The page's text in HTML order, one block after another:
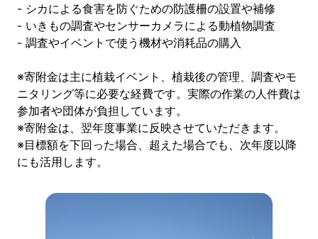
- シカによる食害を防ぐための防護柵の設置や補修
- いきもの調査やセンサーカメラによる動植物調査
- 調査やイベントで使う機材や消耗品の購入
※寄附金は主に植栽イベント、植栽後の管理、調査やモ
ニタリング等に必要な経費です。実際の作業の人件費は
参加者や団体が負担しています。
※寄附金は、翌年度事業に反映させていただきます。
※目標額を下回った場合、超えた場合でも、次年度以降
にも活用します。